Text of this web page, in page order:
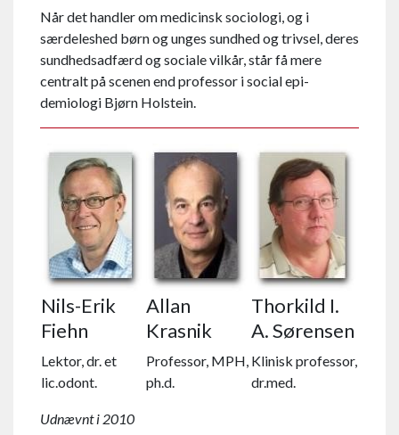
Når det handler om medicinsk sociologi, og i
særdeleshed børn og unges sundhed og trivsel, deres
sundheds­adfærd og sociale vilkår, står få mere
centralt på scenen end professor i social epi­
demiologi Bjørn Holstein.
Nils-Erik
Fiehn
Lektor, dr. et
lic.odont.
Allan
Krasnik
Professor, MPH,
ph.d.
Thorkild I.
A. Sørensen
Klinisk professor,
dr.med.
Udnævnt i 2010